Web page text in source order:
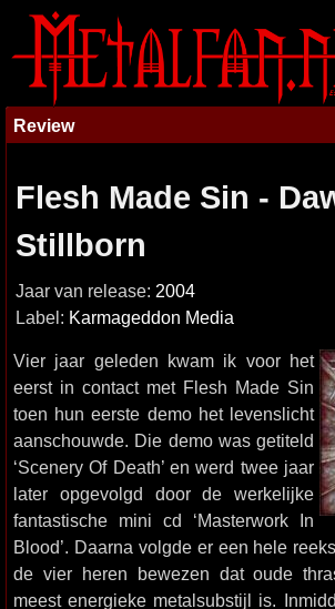
Review
Flesh Made Sin -
Stillborn
Jaar van release: 2004
Label: Karmageddon Media
Vier jaar geleden kwam ik voor het
eerst in contact met Flesh Made Sin
toen hun eerste demo het levenslicht
aanschouwde. Die demo was getiteld
‘Scenery Of Death’ en werd twee jaar
later opgevolgd door de werkelijke
fantastische mini cd ‘Masterwork In
Blood’. Daarna volgde er een hele
de vier heren bewezen dat oude
meest energieke metalsubstijl is.